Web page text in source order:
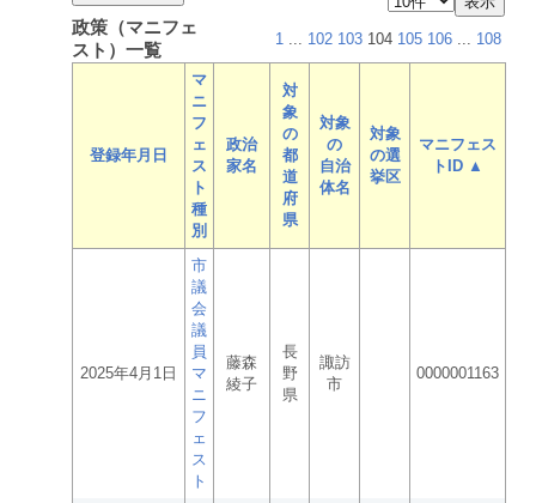
政策（マニフェ
スト）一覧
1 ... 102 103 104 105 106 ... 108
登録年月日
マ
ニ
フ
ェ
ス
ト
種
別
政治
家名
対
象
の
都
道
府
県
対象
の
自治
体名
対象
の選
挙区
マニフェス
トID ▲
2025年4月1日
市
議
会
議
員
マ
ニ
フ
ェ
ス
ト
藤森
綾子
長
野
県
諏訪
市
0000001163